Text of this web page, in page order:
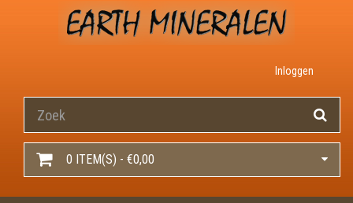
Inloggen
0 ITEM(S) - €0,00